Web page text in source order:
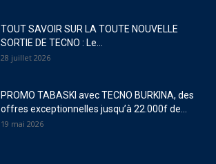
TOUT SAVOIR SUR LA TOUTE NOUVELLE
SORTIE DE TECNO : Le...
28 juillet 2026
PROMO TABASKI avec TECNO BURKINA, des
offres exceptionnelles jusqu’à 22.000f de...
19 mai 2026